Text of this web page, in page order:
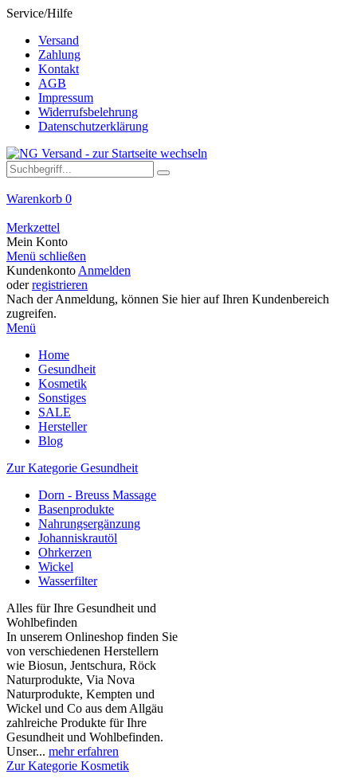
Service/Hilfe
Versand
Zahlung
Kontakt
AGB
Impressum
Widerrufsbelehrung
Datenschutzerklärung
Warenkorb 0
Merkzettel
Mein Konto
Menü schließen
Kundenkonto Anmelden
oderregistrieren
Nach der Anmeldung, können Sie hier auf Ihren Kundenbereich
zugreifen.
Menü
Home
Gesundheit
Kosmetik
Sonstiges
SALE
Hersteller
Blog
Zur Kategorie Gesundheit
Dorn - Breuss Massage
Basenprodukte
Nahrungsergänzung
Johanniskrautöl
Ohrkerzen
Wickel
Wasserfilter
Alles für Ihre Gesundheit und
Wohlbefinden
In unserem Onlineshop finden Sie
von verschiedenen Herstellern
wie Biosun, Jentschura, Röck
Naturprodukte, Via Nova
Naturprodukte, Kempten und
Wickel und Co aus dem Allgäu
zahlreiche Produkte für Ihre
Gesundheit und Wohlbefinden.
Unser... mehr erfahren
Zur Kategorie Kosmetik